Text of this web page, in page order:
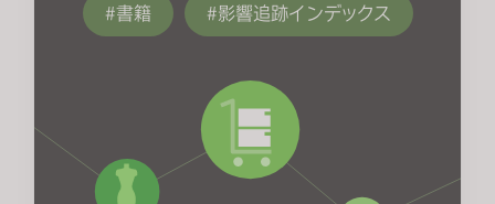
書籍 影響追跡インデックス